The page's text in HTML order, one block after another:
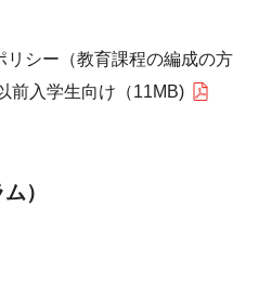
リシー（教育課程の編成の方
前入学生向け（11MB)
）